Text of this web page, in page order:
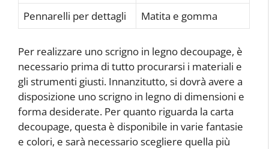
Pennarelli per dettagli
Matita e gomma
Per realizzare uno scrigno in legno decoupage, è
necessario prima di tutto procurarsi i materiali e
gli strumenti giusti. Innanzitutto, si dovrà avere a
disposizione uno scrigno in legno di dimensioni e
forma desiderate. Per quanto riguarda la carta
decoupage, questa è disponibile in varie fantasie
e colori, e sarà necessario scegliere quella più